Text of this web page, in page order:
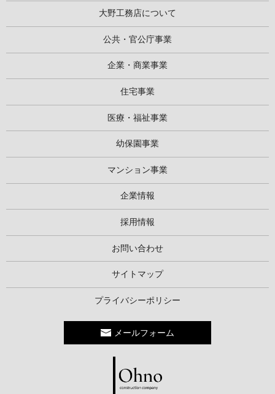
大野工務店について
公共・官公庁事業
企業・商業事業
住宅事業
医療・福祉事業
幼保園事業
マンション事業
企業情報
採用情報
お問い合わせ
サイトマップ
プライバシーポリシー
メールフォーム